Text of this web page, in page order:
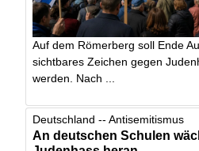
Auf dem Römerberg soll Ende
sichtbares Zeichen gegen
werden. Nach ...
Deutschland -- Antisemitismus
An deutschen Schulen